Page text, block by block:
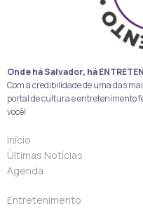
Onde há Salvador, há
Com a credibilidade de uma das
portal de cultura e entretenimento
você!
Início
Últimas Notícias
Agenda
Entretenimento